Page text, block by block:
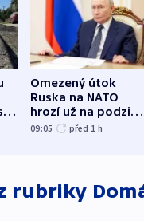
Omezený útok
Ruska na NATO
hrozí už na podzim,
varují tajné služby
09:05 před 1 h
rubriky